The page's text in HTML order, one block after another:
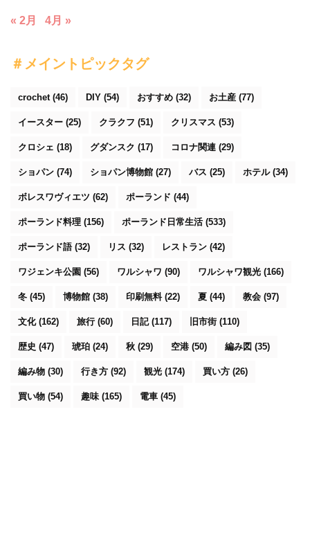
« 2月 4月 »
＃メイントピックタグ
crochet(46) DIY (54) おすすめ (32) お土産 (77)
イースター (25) クラクフ (51) クリスマス (53)
クロシェ (18) グダンスク (17) コロナ関連 (29)
ショパン (74) ショパン博物館 (27) バス (25) ホテル(34)
ボレスワヴィエツ (62) ポーランド (44)
ポーランド料理 (156) ポーランド日常生活(533)
ポーランド語(32) リス (32) レストラン (42)
ワジェンキ公園 (56) ワルシャワ (90) ワルシャワ観光 (166)
冬 (45) 博物館 (38) 印刷無料(22) 夏 (44) 教会 (97)
文化(162) 旅行 (60) 日記(117) 旧市街 (110)
歴史 (47) 琥珀 (24) 秋 (29) 空港 (50) 編み図 (35)
編み物 (30) 行き方 (92) 観光 (174) 買い方 (26)
買い物 (54) 趣味(165) 電車 (45)